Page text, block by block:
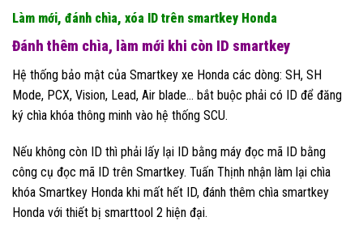
Làm mới, đánh chìa, xóa ID trên smartkey Honda
Đánh thêm chìa, làm mới khi còn ID smartkey
Hệ thống bảo mật của Smartkey xe Honda các dòng: SH, SH
Mode, PCX, Vision, Lead, Air blade… bắt buộc phải có ID để đăng
ký chìa khóa thông minh vào hệ thống SCU.
Nếu không còn ID thì phải lấy lại ID bằng máy đọc mã ID bằng
công cụ đọc mã ID trên Smartkey. Tuấn Thịnh nhận làm lại chìa
khóa Smartkey Honda khi mất hết ID, đánh thêm chìa smartkey
Honda với thiết bị smarttool 2 hiện đại.